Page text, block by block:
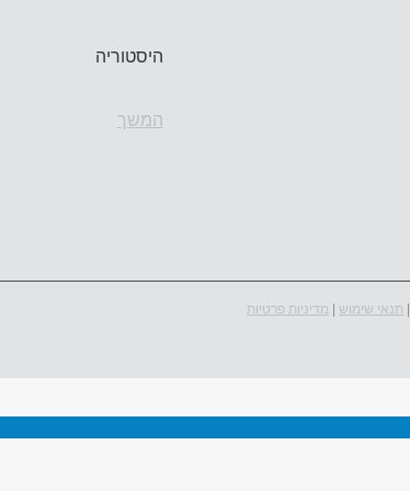
היסטוריה
המשך
תנאי שימוש
מדיניות פרטיות